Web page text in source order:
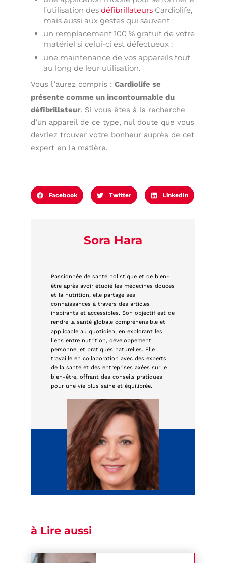
l’utilisation desdéfibrillateurs Cardiolife,
mais aussi aux gestes qui sauvent ;
un remplacement 100 % gratuit de votre
matériel si celui-ci est défectueux ;
une maintenance de vos appareils tout
au long de leur utilisation.
Vous l’aurez compris :Cardiolife se
présente comme un incontournable du
défibrillateur. Si vous êtes à la recherche
d’un appareil de ce type, nul doute que vous
devriez trouver votre bonheur auprès de cet
expert en la matière.
Facebook Twitter LinkedIn
Sora Hara
Passionnée de santé holistique et de bien-
être après avoir étudié les médecines douces
et la nutrition, elle partage ses
connaissances à travers des articles
inspirants et accessibles. Son objectif est de
rendre la santé globale compréhensible et
applicable au quotidien, en explorant les
liens entre nutrition, développement
personnel et pratiques naturelles. Elle
travaille en collaboration avec des experts
de la santé et des entreprises axées sur le
bien-être, offrant des conseils pratiques
pour une vie plus saine et équilibrée.
à Lire aussi